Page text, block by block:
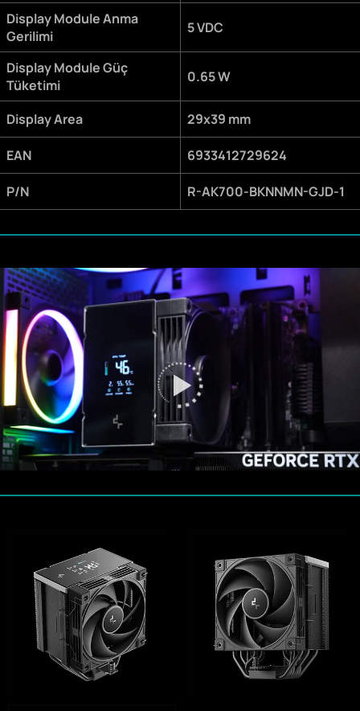
Display Module Anma
Gerilimi
5 VDC
Display Module Güç
Tüketimi
0.65 W
Display Area 29x39 mm
EAN 6933412729624
P/N R-AK700-BKNNMN-GJD-1